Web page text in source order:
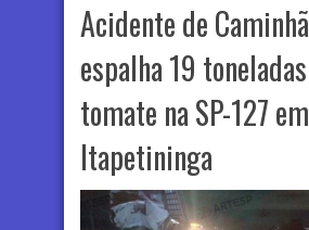
Acidente de
espalha 19
tomate na SP-127 em
Itapetininga